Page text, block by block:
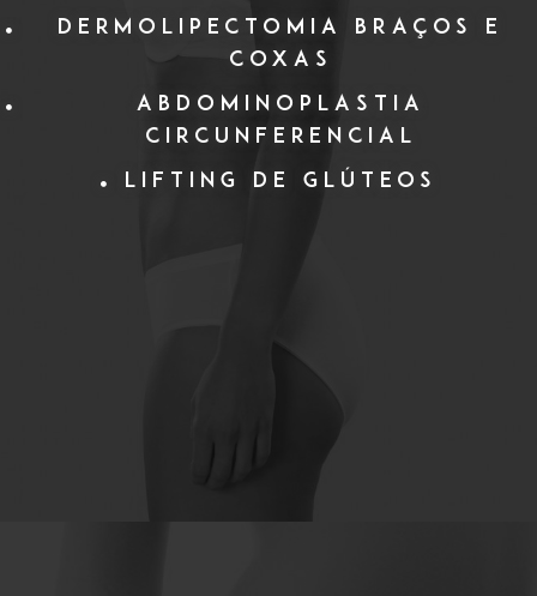
Dermolipectomia braços e
coxas
Abdominoplastia
Circunferencial
Lifting de Glúteos